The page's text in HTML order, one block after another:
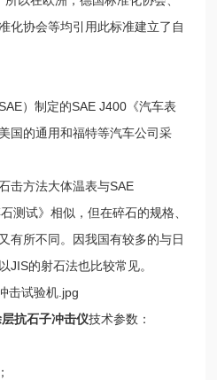
化协会等均引用此标准建立了自
）制定的SAE J400《汽车表
国的通用和福特等汽车公司采
方法大体温表与SAE
测试》相似，但在碎石的规格、
有所不同。因我国有较多的与日
JIS的射石法也比较常见。
抗石子冲击仪技术参数：